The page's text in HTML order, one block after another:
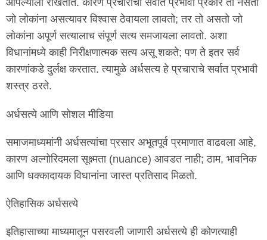
आपल्याला रोखतात. कारण प्रचाराचा सर्वात प्रभावी प्रकार तो नसतो
जो लोकांना असत्यावर विश्वास ठेवायला लावतो; तर तो असतो जो
लोकांना अपूर्ण सत्यालाच संपूर्ण सत्य समजायला लावतो. अशा
विधानांमध्ये काही निरीक्षणात्मक सत्य असू शकते; पण ते इतर सर्व
कारणांकडे दुर्लक्ष करतात. त्यामुळे अर्धसत्य हे प्रचाराचे सर्वात प्रभावी
शस्त्र ठरते.
अर्धसत्ये आणि सोशल मीडिया
समाजमाध्यमांनी अर्धसत्यांचा प्रसार अभूतपूर्व प्रमाणात वाढवला आहे,
कारण अल्गोरिदमला सूक्ष्मता (nuance) आवडत नाही; ठाम, भावनिक
आणि धक्कादायक विधानांना जास्त प्रतिसाद मिळतो.
ऐतिहासिक अर्धसत्ये
इतिहासाच्या माध्यमातून पसरवली जाणारी अर्धसत्ये ही कोणत्याही